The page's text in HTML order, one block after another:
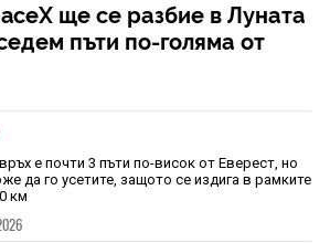
ще се разбие в Луната
пъти по-голяма от
е почти 3 пъти по-висок от Еверест, но
да го усетите, защото се издига в рамките
км